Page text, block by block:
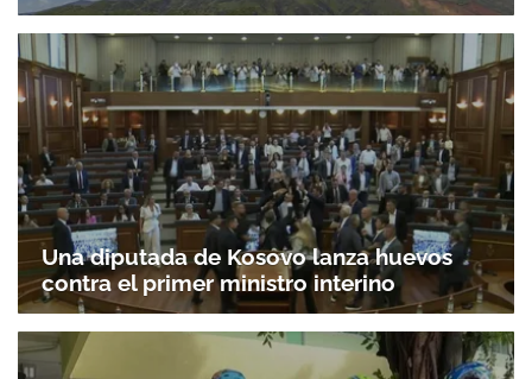
Una diputada de Kosovo lanza huevos
contra el primer ministro interino